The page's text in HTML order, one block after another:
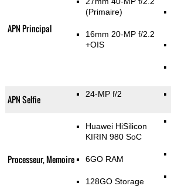
APN Principal
(Primaire)
16mm 20-MP f/2.2
+OIS
APN Selfie 24-MP f/2
Processeur, Memoire
Huawei HiSilicon
KIRIN 980 SoC
6GO RAM
128GO Storage